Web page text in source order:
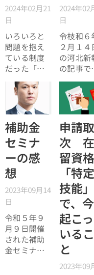
2024年02月21
日
いろいろと
問題を抱え
ている制度
だった「技
能実習制
度」を廃止
して「育成
就労制度」
を新たにス
タートしま
す。それに
伴って、永
住許可取得
者数の増加
も予想され
るため、そ
の対策につ
いても政府
で検討され
ているみた
いですが、
2024年02
日
令枝和６
２月１４
の河北新
の記事で
行政書士
逮捕事
ついて
れていま
た。以前、
私も建設業
許可につい
ての事案を
取り扱った
ことがあり
ました。そ
の中でいろ
いろ考えさ
せられた
とがありま
したので、
ご紹介した
いと思い
補助金
セミナ
ーの感
想
2023年09月14
日
令和５年９
月９日開催
された補助
金セミナー
申請取
次 在
留資格
「特定
技能」
で、今
起こ
いるこ
と
2023年09